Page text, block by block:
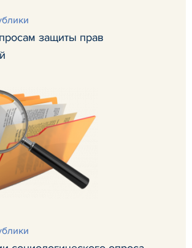
защиты прав